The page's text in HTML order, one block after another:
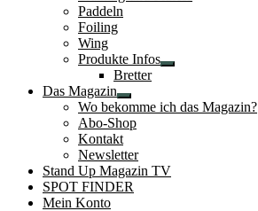
Paddeln
Foiling
Wing
Produkte Infos
Untermenü
Bretter
Das Magazin
Untermenü
öffnen
Wo bekomme ich das Magazin?
Abo-Shop
Kontakt
Newsletter
Stand Up Magazin TV
SPOT FINDER
Mein Konto